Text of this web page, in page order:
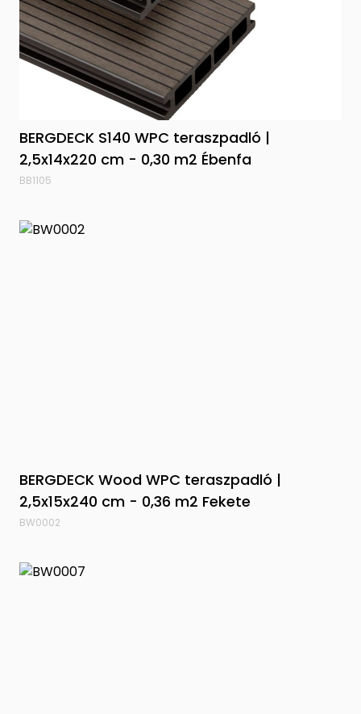
BERGDECK S140 WPC teraszpadló |
2,5x14x220 cm - 0,30 m2 Ébenfa
BB1105
BERGDECK Wood WPC teraszpadló |
2,5x15x240 cm - 0,36 m2 Fekete
BW0002